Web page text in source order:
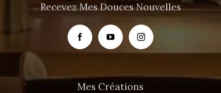
Recevez Mes Douces Nouvelles
Mes Créations